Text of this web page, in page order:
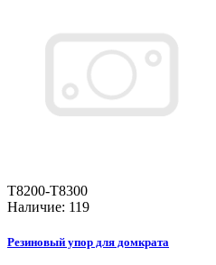
T8200-T8300
Наличие: 119
Резиновый упор для домкрата